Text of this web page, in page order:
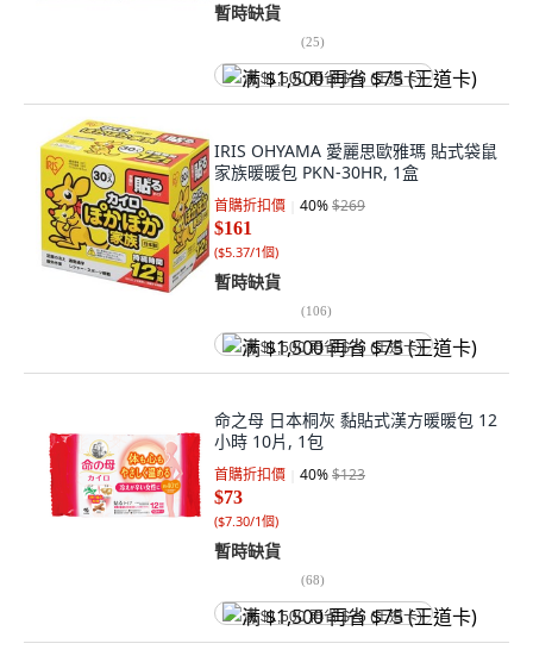
暫時缺貨
(25)
满 $1,500 再省 $75 (王道卡)
IRIS OHYAMA 愛麗思歐雅瑪 貼式袋鼠
家族暖暖包 PKN-30HR, 1盒
首購折扣價 40%$269
$161
($5.37/1個)
暫時缺貨
(106)
满 $1,500 再省 $75 (王道卡)
命之母 日本桐灰 黏貼式漢方暖暖包 12
小時 10片, 1包
首購折扣價 40%$123
$73
($7.30/1個)
暫時缺貨
(68)
满 $1,500 再省 $75 (王道卡)